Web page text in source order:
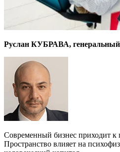
Руслан КУБРАВА,
Современный бизнес приходит к
Пространство влияет на